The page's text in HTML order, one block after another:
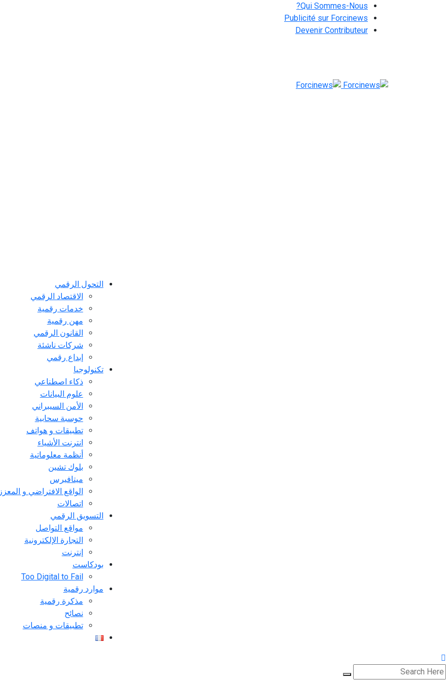
Qui Sommes-Nous?
Publicité sur Forcinews
Devenir Contributeur
التحول الرقمي
اﻻقتصاد الرقمي
خدمات رقمية
مهن رقمية
القانون الرقمي
شركات ناشئة
إبداع رقمي
تكنولوجيا
ذكاء اصطناعي
علوم البيانات
الأمن السيبراني
حوسبة سحابية
تطبيقات و هواتف
انترنت الأشياء
أنظمة معلوماتية
بلوك تشين
ميتافيرس
الواقع الافتراضي و المعزز
اتصالات
التسويق الرقمي
مواقع التواصل
التجارة الإلكترونية
إنترنت
بودكاست
Too Digital to Fail
موارد رقمية
مذكرة رقمية
نصائح
تطبيقات و منصات